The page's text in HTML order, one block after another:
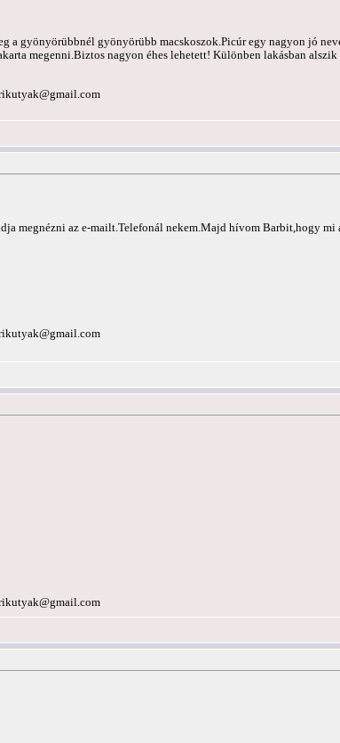
a gyönyörübbnél gyönyörübb macskoszok.Picúr egy nagyon jó
megenni.Biztos nagyon éhes lehetett! Különben lakásban alszik
megnézni az e-mailt.Telefonál nekem.Majd hívom Barbit,hogy mi